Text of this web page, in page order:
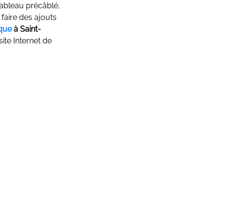
précâblé,
des ajouts
à Saint-
Internet de